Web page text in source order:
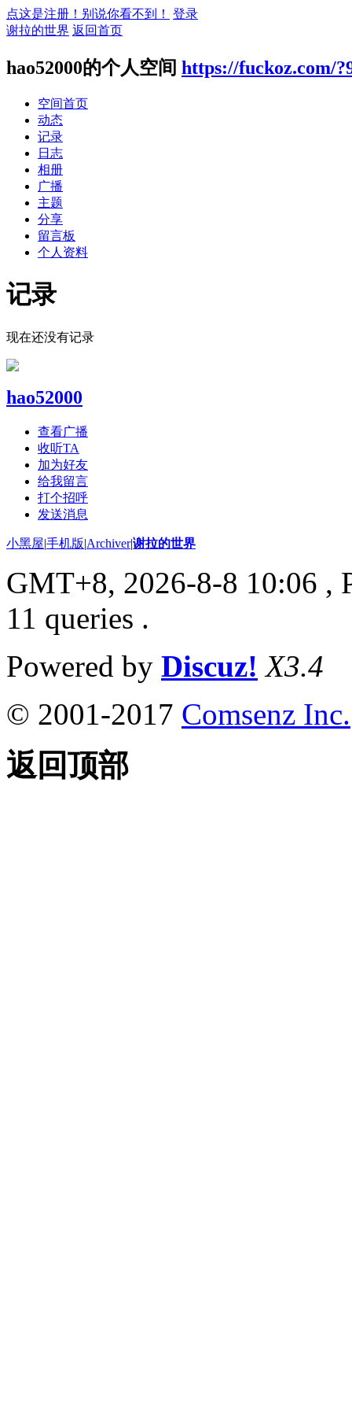
点这是注册！别说你看不到！
登录
谢拉的世界 返回首页
hao52000的个人空间 https://fuckoz.com/
空间首页
动态
记录
日志
相册
广播
主题
分享
留言板
个人资料
记录
现在还没有记录
hao52000
查看广播
收听TA
加为好友
给我留言
打个招呼
发送消息
小黑屋|手机版|Archiver|谢拉的世界
GMT+8, 2026-8-8 10:06 ,
11 queries .
Powered by Discuz! X3.4
© 2001-2017 Comsenz Inc.
返回顶部